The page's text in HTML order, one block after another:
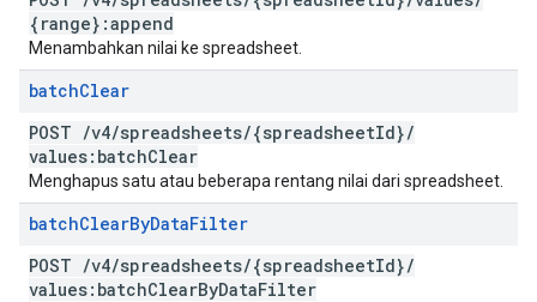
{range}:append
Menambahkan nilai ke spreadsheet.
batchClear
POST /v4/spreadsheets/{spreadsheetId}/
values:batchClear
Menghapus satu atau beberapa rentang nilai dari spreadsheet.
batchClearByDataFilter
POST /v4/spreadsheets/{spreadsheetId}/
values:batchClearByDataFilter